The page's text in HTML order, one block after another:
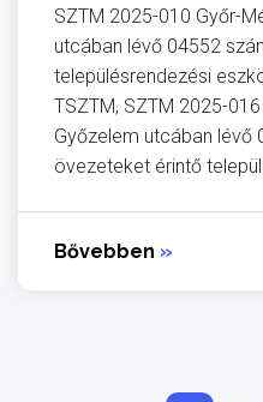
SZTM 2025-010 Győr-
utcában lévő 04552
településrendezési
TSZTM, SZTM 2025-
Győzelem utcában lévő
övezeteket érintő
Bővebben »